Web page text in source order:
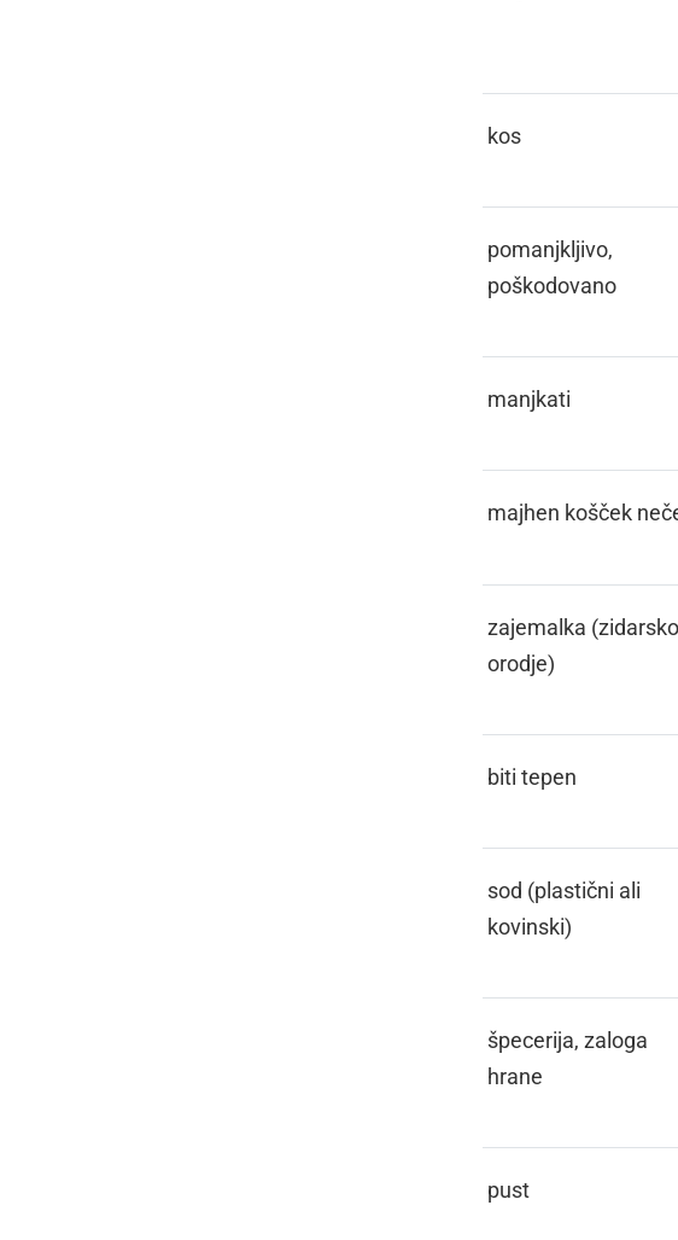
kos
pomanjkljivo,
poškodovano
manjkati
majhen košček
zajemalka (zidarsko
orodje)
biti tepen
sod (plastični ali
kovinski)
špecerija, zaloga
hrane
pust